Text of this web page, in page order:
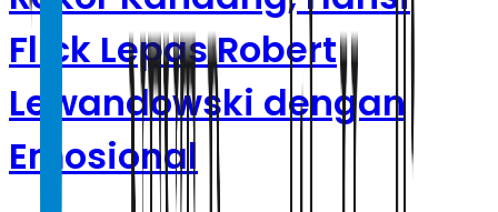
Flick Lepas Robert
Lewandowski dengan
Emosional